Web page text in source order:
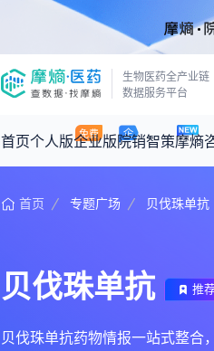
生物医药全产业链
数据服务平台
首页个人版企业版院销智策摩熵
咨询服务
产品立项评估及管线规划
产业/行业调研
投资决策与交易估值
摩熵原创
深度分析
政策法规
投融资
数据中心
基于市场数据，为您提供全面的市场
回放
王中健
首页 专题广场 贝伐珠单抗
贝伐珠单抗 推
贝伐珠单抗药物情报一站式整合